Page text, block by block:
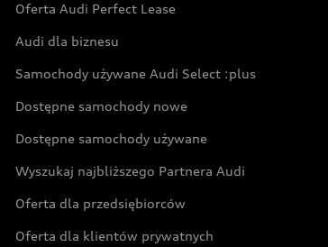
Oferta Audi Perfect Lease
Audi dla biznesu
Samochody używane Audi Select :plus
Dostępne samochody nowe
Dostępne samochody używane
Wyszukaj najbliższego Partnera Audi
Oferta dla przedsiębiorców
Oferta dla klientów prywatnych